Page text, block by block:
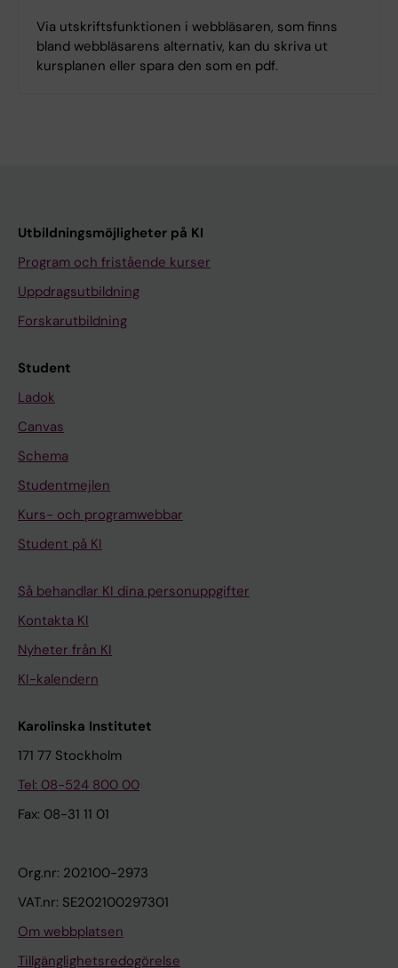
Via utskriftsfunktionen i webbläsaren, som finns
bland webbläsarens alternativ, kan du skriva ut
kursplanen eller spara den som en pdf.
Utbildningsmöjligheter på KI
Program och fristående kurser
Uppdragsutbildning
Forskarutbildning
Student
Ladok
Canvas
Schema
Studentmejlen
Kurs- och programwebbar
Student på KI
Så behandlar KI dina personuppgifter
Kontakta KI
Nyheter från KI
KI-kalendern
Karolinska Institutet
171 77 Stockholm
Tel: 08-524 800 00
Fax: 08-31 11 01
Org.nr: 202100-2973
VAT.nr: SE202100297301
Om webbplatsen
Tillgänglighetsredogörelse